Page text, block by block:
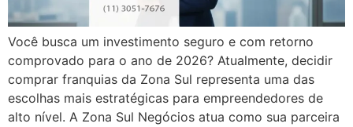
Você busca um investimento seguro e com retorno
comprovado para o ano de 2026? Atualmente, decidir
comprar franquias da Zona Sul representa uma das
escolhas mais estratégicas para empreendedores de
alto nível. A Zona Sul Negócios atua como sua parceira